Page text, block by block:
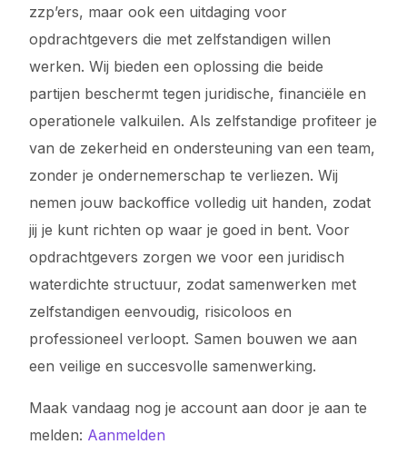
zzp’ers, maar ook een uitdaging voor
opdrachtgevers die met zelfstandigen willen
werken. Wij bieden een oplossing die beide
partijen beschermt tegen juridische, financiële en
operationele valkuilen. Als zelfstandige profiteer je
van de zekerheid en ondersteuning van een team,
zonder je ondernemerschap te verliezen. Wij
nemen jouw backoffice volledig uit handen, zodat
jij je kunt richten op waar je goed in bent. Voor
opdrachtgevers zorgen we voor een juridisch
waterdichte structuur, zodat samenwerken met
zelfstandigen eenvoudig, risicoloos en
professioneel verloopt. Samen bouwen we aan
een veilige en succesvolle samenwerking.
Maak vandaag nog je account aan door je aan te
melden: Aanmelden